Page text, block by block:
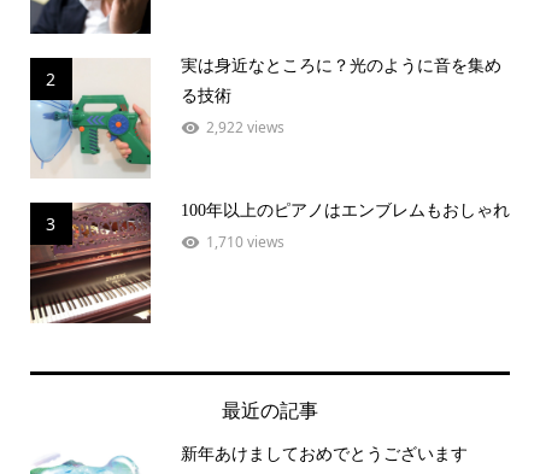
2
実は身近なところに？光のように音を集め
る技術
2,922 views
3
100年以上のピアノはエンブレムもおしゃれ
1,710 views
最近の記事
新年あけましておめでとうございます